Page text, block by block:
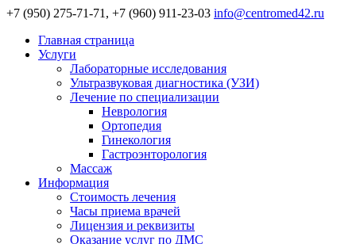
+7 (950) 275-71-71, +7 (960) 911-23-03 info@centromed42.ru
Главная страница
Услуги
Лабораторные исследования
Ультразвуковая диагностика (УЗИ)
Лечение по специализации
Неврология
Ортопедия
Гинекология
Гастроэнторология
Массаж
Информация
Стоимость лечения
Часы приема врачей
Лицензия и реквизиты
Оказание услуг по ДМС